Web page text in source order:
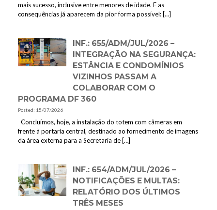
mais sucesso, inclusive entre menores de idade. E as
consequências já aparecem da pior forma possível:[…]
INF.: 655/ADM/JUL/2026 –
INTEGRAÇÃO NA SEGURANÇA:
ESTÂNCIA E CONDOMÍNIOS
VIZINHOS PASSAM A
COLABORAR COM O
PROGRAMA DF 360
Posted: 15/07/2026
Concluímos, hoje, a instalação do totem com câmeras em
frente à portaria central, destinado ao fornecimento de imagens
da área externa para a Secretaria de[…]
INF.: 654/ADM/JUL/2026 –
NOTIFICAÇÕES E MULTAS:
RELATÓRIO DOS ÚLTIMOS
TRÊS MESES